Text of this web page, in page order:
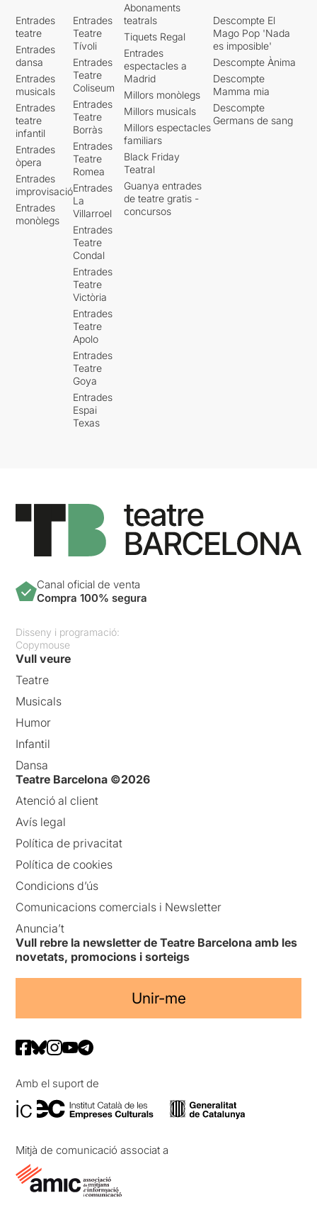
Entrades
teatre
Entrades
dansa
Entrades
musicals
Entrades
teatre
infantil
Entrades
òpera
Entrades
improvisació
Entrades
monòlegs
Entrades
Teatre
Tívoli
Entrades
Teatre
Coliseum
Entrades
Teatre
Borràs
Entrades
Teatre
Romea
Entrades
La
Villarroel
Entrades
Teatre
Condal
Entrades
Teatre
Victòria
Entrades
Teatre
Apolo
Entrades
Teatre
Goya
Entrades
Espai
Texas
Abonaments
teatrals
Tiquets Regal
Entrades
espectacles a
Madrid
Millors monòlegs
Millors musicals
Millors espectacles
familiars
Black Friday
Teatral
Guanya entrades
de teatre gratis -
concursos
Descompte El
Mago Pop 'Nada
es imposible'
Descompte Ànima
Descompte
Mamma mia
Descompte
Germans de sang
Canal oficial de venta
Compra 100% segura
Disseny i programació:
Copymouse
Vull veure
Teatre
Musicals
Humor
Infantil
Dansa
Teatre Barcelona ©2026
Atenció al client
Avís legal
Política de privacitat
Política de cookies
Condicions d’ús
Comunicacions comercials i Newsletter
Anuncia’t
Vull rebre la newsletter de Teatre Barcelona amb les
novetats, promocions i sorteigs
Unir-me
Amb el suport de
Mitjà de comunicació associat a